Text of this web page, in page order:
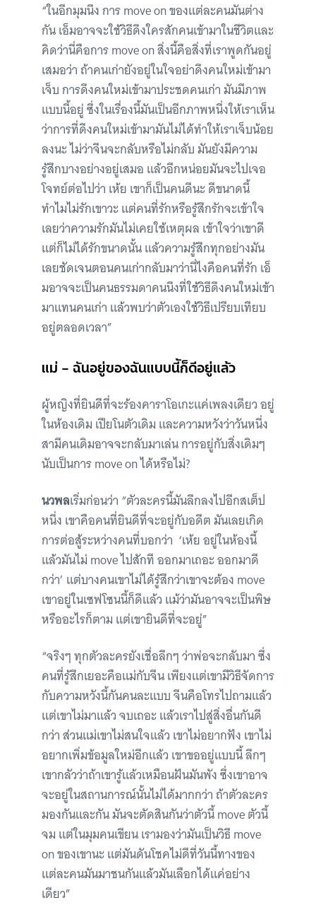
“ในอีกมุมนึง การ move on ของแต่ละคนมันต่าง
กัน เอ็มอาจจะใช้วิธีดึงใครสักคนเข้ามาในชีวิตและ
คิดว่านี่คือการ move on สิ่งนี้คือสิ่งที่เราพูดกันอยู่
เสมอว่า ถ้าคนเก่ายังอยู่ในใจอย่าดึงคนใหม่เข้ามา
เจ็บ การดึงคนใหม่เข้ามาประชดคนเก่า มันมีภาพ
แบบนี้อยู่ ซึ่งในเรื่องนี้มันเป็นอีกภาพหนึ่งให้เราเห็น
ว่าการที่ดึงคนใหม่เข้ามามันไม่ได้ทำให้เราเจ็บน้อย
ลงนะ ไม่ว่าจีนจะกลับหรือไม่กลับ มันยังมีความ
รู้สึกบางอย่างอยู่เสมอ แล้วอีกหน่อยมันจะไปเจอ
โจทย์ต่อไปว่า เห้ย เขาก็เป็นคนดีนะ ดีขนาดนี้
ทำไมไม่รักเขาวะ แต่คนที่รักหรือรู้สึกรักจะเข้าใจ
เลยว่าความรักมันไม่เคยใช้เหตุผล เข้าใจว่าเขาดี
แต่ก็ไม่ได้รักขนาดนั้น แล้วความรู้สึกทุกอย่างมัน
เลยชัดเจนตอนคนเก่ากลับมาว่านี่ไงคือคนที่รัก เอ็
มอาจจะเป็นคนธรรมดาคนนึงที่ใช้วิธีดึงคนใหม่เข้า
มาแทนคนเก่า แล้วพบว่าตัวเองใช้วิธีเปรียบเทียบ
อยู่ตลอดเวลา”
แม่ – ฉันอยู่ของฉันแบบนี้ก็ดีอยู่แล้ว
ผู้หญิงที่ยินดีที่จะร้องคาราโอเกะแค่เพลงเดียว อยู่
ในห้องเดิม เปียโนตัวเดิม และความหวังว่าวันหนึ่ง
สามีคนเดิมอาจจะกลับมาเล่น การอยู่กับสิ่งเดิมๆ
นับเป็นการ move on ได้หรือไม่?
นวพลเริ่มก่อนว่า “ตัวละครนี้มันลึกลงไปอีกสเต็ป
หนึ่ง เขาคือคนที่ยินดีที่จะอยู่กับอดีต มันเลยเกิด
การต่อสู้ระหว่างคนที่บอกว่า ‘เห้ย อยู่ในห้องนี้
แล้วมันไม่ move ไปสักที ออกมาเถอะ ออกมาดี
กว่า’ แต่บางคนเขาไม่ได้รู้สึกว่าเขาจะต้อง move
เขาอยู่ในเซฟโซนนี้ก็ดีแล้ว แม้ว่ามันอาจจะเป็นพิษ
หรืออะไรก็ตาม แต่เขายินดีที่จะอยู่”
“จริงๆ ทุกตัวละครยังเชื่อลึกๆ ว่าพ่อจะกลับมา ซึ่ง
คนที่รู้สึกเยอะคือแม่กับจีน เพียงแต่เขามีวิธีจัดการ
กับความหวังนี้กันคนละแบบ จีนคือโทรไปถามแล้ว
แต่เขาไม่มาแล้ว จบเถอะ แล้วเราไปสู่สิ่งอื่นกันดี
กว่า ส่วนแม่เขาไม่สนใจแล้ว เขาไม่อยากฟัง เขาไม่
อยากเพิ่มข้อมูลใหม่อีกแล้ว เขาขออยู่แบบนี้ ลึกๆ
เขากลัวว่าถ้าเขารู้แล้วเหมือนฝันมันพัง ซึ่งเขาอาจ
จะอยู่ในสถานการณ์นั้นไม่ได้มากกว่า ถ้าตัวละคร
มองกันและกัน มันจะตัดสินกันว่าตัวนี้ move ตัวนี้
จม แต่ในมุมคนเขียน เรามองว่ามันเป็นวิธี move
on ของเขานะ แต่มันดันโชคไม่ดีที่วันนี้ทางของ
แต่ละคนมันมาชนกันแล้วมันเลือกได้แค่อย่าง
เดียว”